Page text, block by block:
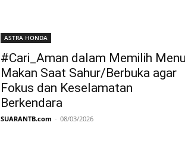
ASTRA HONDA
#Cari_Aman dalam Memilih
Makan Saat Sahur/Berbuka agar
Fokus dan Keselamatan
Berkendara
SUARANTB.com - 08/03/2026